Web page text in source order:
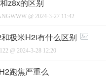
z8x的区别
@ 2024-3-27 11:42
极米H2i有什么区别
@ 2024-3-28 12:20
跑焦严重么